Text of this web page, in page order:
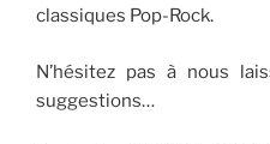
classiques Pop-Rock.
N’hésitez pas à nous
suggestions…